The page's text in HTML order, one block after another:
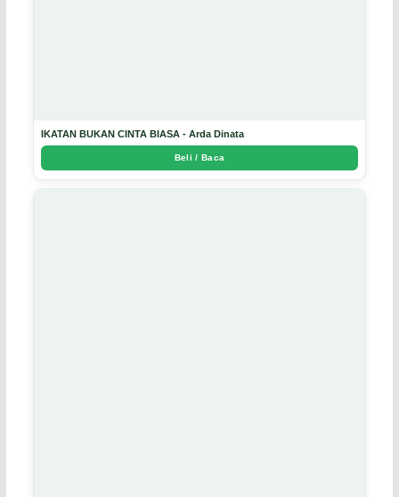
IKATAN BUKAN CINTA BIASA - Arda Dinata
Beli / Baca